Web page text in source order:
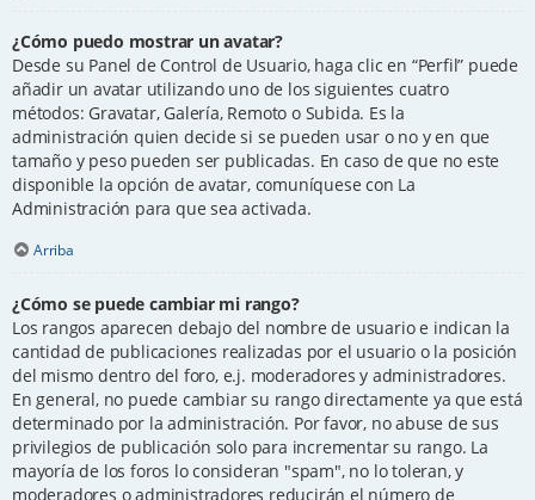
¿Cómo puedo mostrar un avatar?
Desde su Panel de Control de Usuario, haga clic en “Perfil” puede
añadir un avatar utilizando uno de los siguientes cuatro
métodos: Gravatar, Galería, Remoto o Subida. Es la
administración quien decide si se pueden usar o no y en que
tamaño y peso pueden ser publicadas. En caso de que no este
disponible la opción de avatar, comuníquese con La
Administración para que sea activada.
Arriba
¿Cómo se puede cambiar mi rango?
Los rangos aparecen debajo del nombre de usuario e indican la
cantidad de publicaciones realizadas por el usuario o la posición
del mismo dentro del foro, e.j. moderadores y administradores.
En general, no puede cambiar su rango directamente ya que está
determinado por la administración. Por favor, no abuse de sus
privilegios de publicación solo para incrementar su rango. La
mayoría de los foros lo consideran "spam", no lo toleran, y
moderadores o administradores reducirán el número de